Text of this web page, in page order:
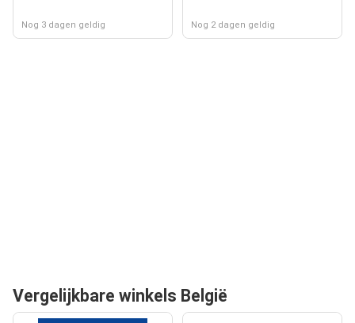
Nog 3 dagen geldig Nog 2 dagen geldig
Vergelijkbare winkels België